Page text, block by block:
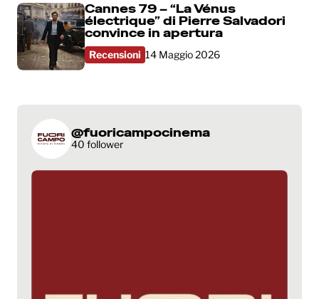
Cannes 79 – “La Vénus
électrique” di Pierre Salvadori
convince in apertura
Recensioni 14 Maggio 2026
@fuoricampocinema
40 follower